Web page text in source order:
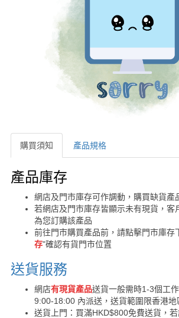
購買須知 產品規格
購買須知
產品庫存
網店及門市庫存可作調動，購買缺貨產
若網店及門市庫存皆顯示未有現貨，客
為您訂購該產品
前往門市購買產品前，請點擊門市庫存
存"確認有貨門市位置
送貨服務
網店有現貨產品送貨一般需時1-3個工
9:00-18:00 內派送，送貨範圍限香港地
送貨上門：買滿HKD$800免費送貨，